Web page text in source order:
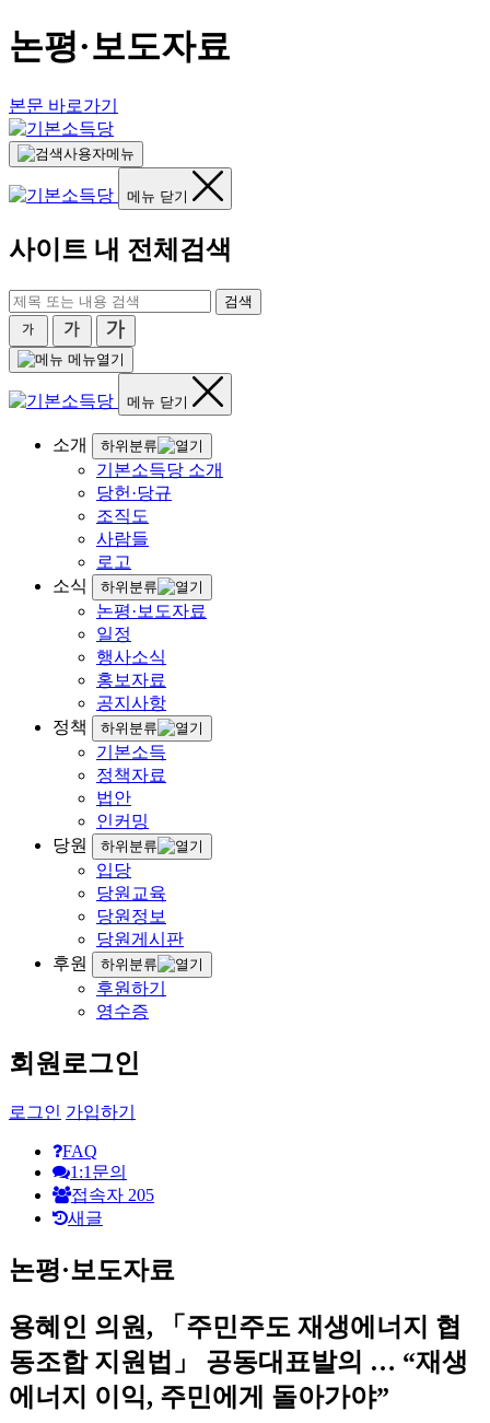
논평·보도자료
본문 바로가기
사용자메뉴
메뉴 닫기
사이트 내 전체검색
검색
메뉴열기
메뉴 닫기
소개 하위분류
기본소득당 소개
당헌·당규
조직도
사람들
로고
소식
하위분류
논평·보도자료
일정
행사소식
홍보자료
공지사항
정책
하위분류
기본소득
정책자료
법안
인커밍
당원
하위분류
입당
당원교육
당원정보
당원게시판
후원
하위분류
후원하기
영수증
회원로그인
로그인 가입하기
FAQ
1:1문의
접속자 205
새글
논평·보도자료
용혜인 의원, 「주민주도 재생에너지 협
동조합 지원법」 공동대표발의 … “재생
에너지 이익, 주민에게 돌아가야”